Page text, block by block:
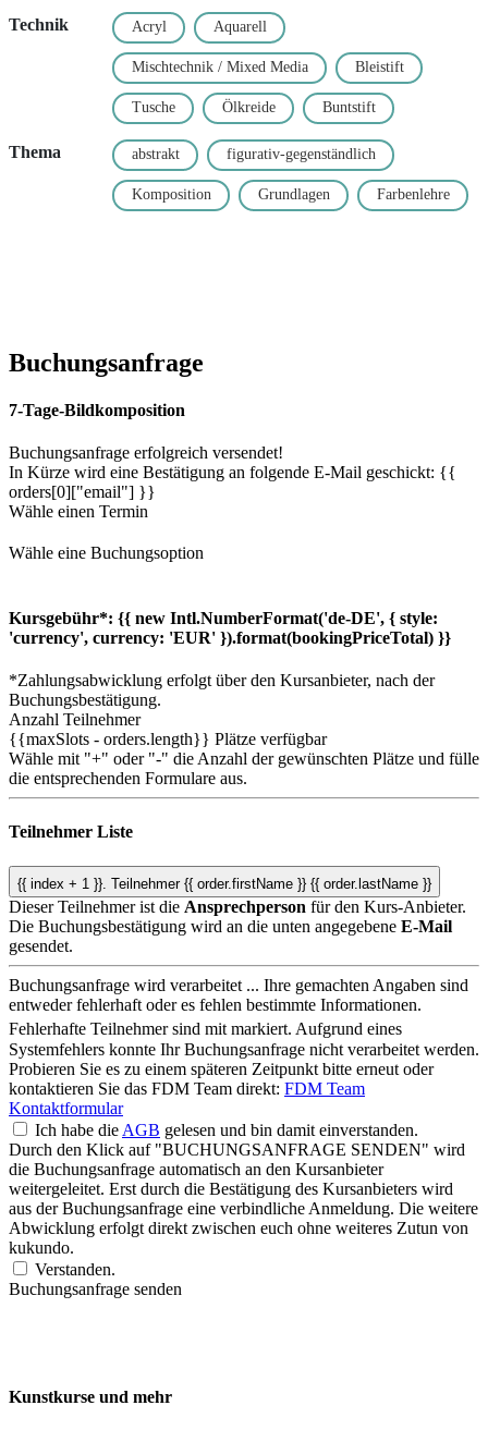
Technik Acryl Aquarell
Mischtechnik / Mixed Media Bleistift
Tusche Ölkreide Buntstift
Thema abstrakt figurativ-gegenständlich
Komposition Grundlagen Farbenlehre
Buchungsanfrage
7-Tage-Bildkomposition
Buchungsanfrage erfolgreich versendet!
In Kürze wird eine Bestätigung an folgende E-Mail geschickt: {{
orders[0]["email"] }}
Wähle einen Termin
Wähle eine Buchungsoption
Kursgebühr*: {{ new Intl.NumberFormat('de-DE', { style:
'currency', currency: 'EUR' }).format(bookingPriceTotal) }}
*Zahlungsabwicklung erfolgt über den Kursanbieter, nach der
Buchungsbestätigung.
Anzahl Teilnehmer
{{maxSlots - orders.length}} Plätze verfügbar
Wähle mit "+" oder "-" die Anzahl der gewünschten Plätze und fülle
die entsprechenden Formulare aus.
Teilnehmer Liste
{{ index + 1 }}. Teilnehmer {{ order.firstName }} {{ order.lastName }}
Dieser Teilnehmer ist die Ansprechperson für den Kurs-Anbieter.
Die Buchungsbestätigung wird an die unten angegebene E-Mail
gesendet.
Buchungsanfrage wird verarbeitet ... Ihre gemachten Angaben sind
entweder fehlerhaft oder es fehlen bestimmte Informationen.
Fehlerhafte Teilnehmer sind mit markiert. Aufgrund eines
Systemfehlers konnte Ihr Buchungsanfrage nicht verarbeitet werden.
Probieren Sie es zu einem späteren Zeitpunkt bitte erneut oder
kontaktieren Sie das FDM Team direkt: FDM Team
Kontaktformular
Ich habe die AGB gelesen und bin damit einverstanden.
Durch den Klick auf "BUCHUNGSANFRAGE SENDEN" wird
die Buchungsanfrage automatisch an den Kursanbieter
weitergeleitet. Erst durch die Bestätigung des Kursanbieters wird
aus der Buchungsanfrage eine verbindliche Anmeldung. Die weitere
Abwicklung erfolgt direkt zwischen euch ohne weiteres Zutun von
kukundo.
Verstanden.
Buchungsanfrage senden
Kunstkurse und mehr